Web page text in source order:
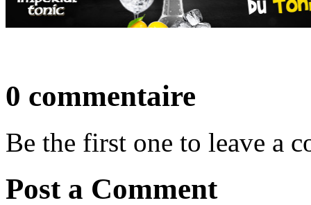
0 commentaire
Be the first one to leave a
Post a Comment